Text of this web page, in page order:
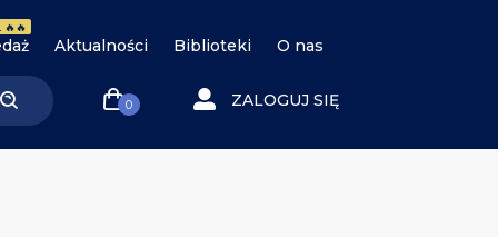
🔥🔥
Aktualności Biblioteki O nas
0 ZALOGUJ SIĘ